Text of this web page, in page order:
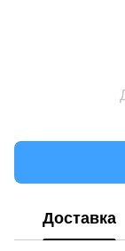
Доставка